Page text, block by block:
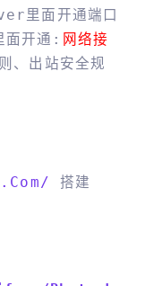
里面开通端口
开通: 网络接
、出站安全规
搭建